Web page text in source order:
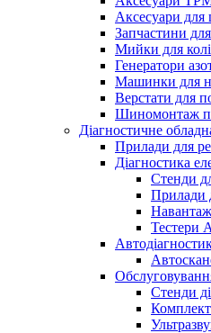
Аксесуари для
Запчастини
Мийки для
Генератори
Машинки для
Верстати для
Шиномонтаж
Діагностичне
Прилади для
Діагностика
Стенди
Прилади
Тестери
Стенди